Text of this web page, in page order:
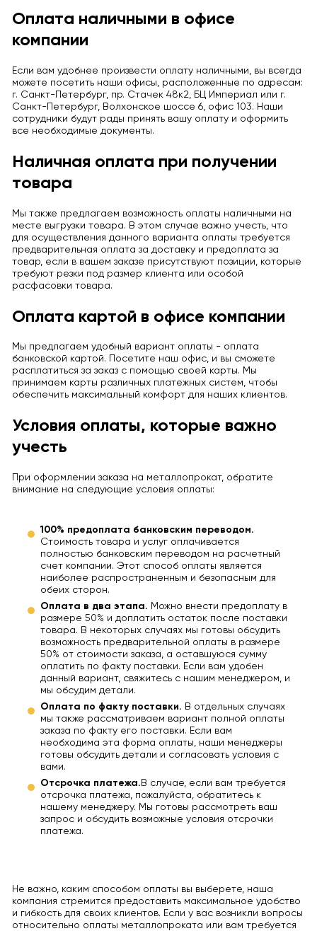
Оплата наличными в офисе
компании
Если вам удобнее произвести оплату наличными, вы всегда
можете посетить наши офисы, расположенные по адресам:
г. Санкт-Петербург, пр. Стачек 48к2, БЦ Империал или г.
Санкт-Петербург, Волхонское шоссе 6, офис 103. Наши
сотрудники будут рады принять вашу оплату и оформить
все необходимые документы.
Наличная оплата при получении
товара
Мы также предлагаем возможность оплаты наличными на
месте выгрузки товара. В этом случае важно учесть, что
для осуществления данного варианта оплаты требуется
предварительная оплата за доставку и предоплата за
товар, если в вашем заказе присутствуют позиции, которые
требуют резки под размер клиента или особой
расфасовки товара.
Оплата картой в офисе компании
Мы предлагаем удобный вариант оплаты - оплата
банковской картой. Посетите наш офис, и вы сможете
расплатиться за заказ с помощью своей карты. Мы
принимаем карты различных платежных систем, чтобы
обеспечить максимальный комфорт для наших клиентов.
Условия оплаты, которые важно
учесть
При оформлении заказа на металлопрокат, обратите
внимание на следующие условия оплаты:
100% предоплата банковским переводом.
Стоимость товара и услуг оплачивается
полностью банковским переводом на расчетный
счет компании. Этот способ оплаты является
наиболее распространенным и безопасным для
обеих сторон.
Оплата в два этапа. Можно внести предоплату в
размере 50% и доплатить остаток после поставки
товара. В некоторых случаях мы готовы обсудить
возможность предварительной оплаты в размере
50% от стоимости заказа, а оставшуюся сумму
оплатить по факту поставки. Если вам удобен
данный вариант, свяжитесь с нашим менеджером, и
мы обсудим детали.
Оплата по факту поставки. В отдельных случаях
мы также рассматриваем вариант полной оплаты
заказа по факту его поставки. Если вам
необходима эта форма оплаты, наши менеджеры
готовы обсудить детали и согласовать условия с
вами.
Отсрочка платежа. В случае, если вам требуется
отсрочка платежа, пожалуйста, обратитесь к
нашему менеджеру. Мы готовы рассмотреть ваш
запрос и обсудить возможные условия отсрочки
платежа.
Не важно, каким способом оплаты вы выберете, наша
компания стремится предоставить максимальное удобство
и гибкость для своих клиентов. Если у вас возникли вопросы
относительно оплаты металлопроката или вам требуется